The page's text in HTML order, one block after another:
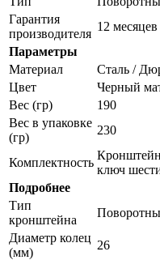
Гарантия
производителя
12 месяцев
Параметры
Материал
Сталь /
Цвет
Черный
Вес (гр)
190
Вес в упаковке
(гр)
230
Комплектность
ключ
Подробнее
Тип
кронштейна
Диаметр колец
(мм)
26